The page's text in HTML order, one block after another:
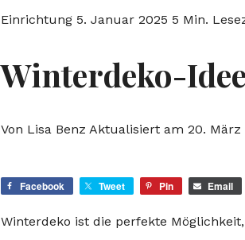
Einrichtung 5. Januar 2025 5 Min.
Winterdeko-
Von Lisa Benz Aktualisiert am 20. März
Facebook Tweet Pin Email
Winterdeko ist die perfekte